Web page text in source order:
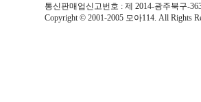
통신판매업신고번호 : 제 2014-광주북구-
Copyright © 2001-2005 모아114. All Rights